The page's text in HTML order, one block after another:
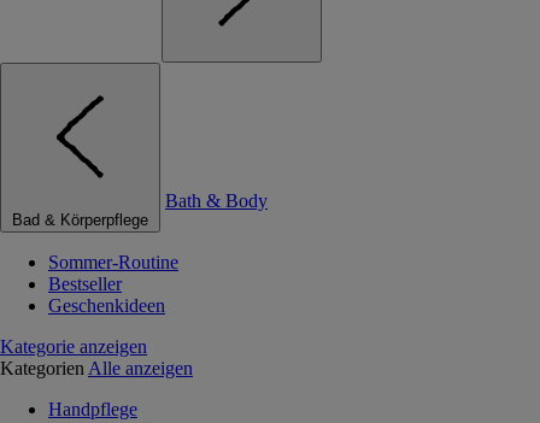
Bad & Körperpflege
Bath & Body
Sommer-Routine
Bestseller
Geschenkideen
Kategorie anzeigen
Kategorien Alle anzeigen
Handpflege